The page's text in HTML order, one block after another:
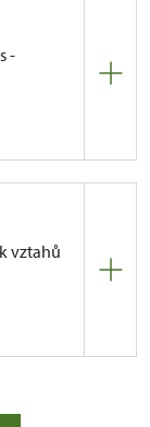
-
tiskového
akce,
vztahů